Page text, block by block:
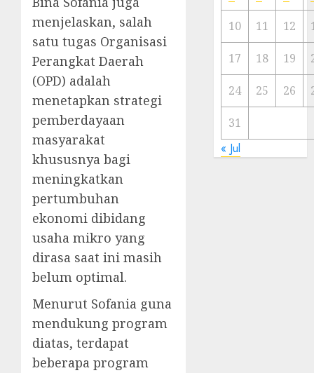
menjelaskan, salah
satu tugas Organisasi
Perangkat Daerah
(OPD) adalah
menetapkan strategi
pemberdayaan
masyarakat
khususnya bagi
meningkatkan
pertumbuhan
ekonomi dibidang
usaha mikro yang
dirasa saat ini masih
belum optimal.
Menurut Sofania guna
mendukung program
diatas, terdapat
beberapa program
23/11/
10 11 12
17 18 19
24 25 26
31
« Jul